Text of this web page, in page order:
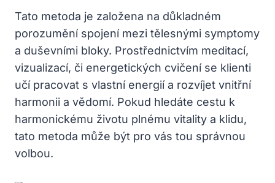
Tato metoda je založena na důkladném
porozumění spojení mezi tělesnými symptomy
a duševními bloky. Prostřednictvím meditací,
vizualizací, či energetických cvičení se klienti
učí pracovat s vlastní energií a rozvíjet vnitřní
harmonii a vědomí. Pokud hledáte cestu k
harmonickému životu plnému vitality a klidu,
tato metoda může být pro vás tou správnou
volbou.